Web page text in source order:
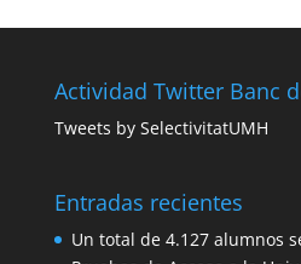
Actividad Twitter Banc
Tweets by SelectivitatUMH
Entradas recientes
Un total de 4.127 alumnos